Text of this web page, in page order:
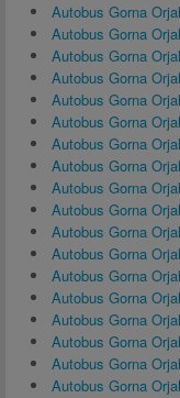
Autobus Gorna
Autobus Gorna
Autobus Gorna
Autobus Gorna
Autobus Gorna
Autobus Gorna
Autobus Gorna
Autobus Gorna
Autobus Gorna
Autobus Gorna
Autobus Gorna
Autobus Gorna
Autobus Gorna
Autobus Gorna
Autobus Gorna
Autobus Gorna
Autobus Gorna
Autobus Gorna